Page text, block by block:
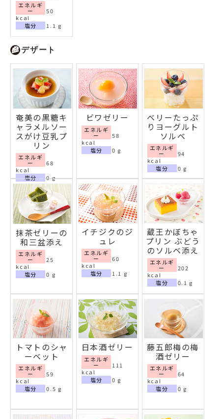
エネルギ
ー
50
kcal
塩分
1.1 g
デザート
奄美の黒糖キ
ャラメルソー
スがけ豆乳プ
リン
エネルギ
ー
68
kcal
塩分
0 g
ビワゼリー
エネルギ
ー
58
kcal
塩分
0 g
ベリーたっぷ
りヨーグルト
ソルベ
エネルギ
ー
94
kcal
塩分
0 g
抹茶ゼリーの
和三盆添え
エネルギ
ー
25
kcal
塩分
0 g
イチジクのジ
ュレ
エネルギ
ー
60
kcal
塩分
1.1 g
蔵王かぼちゃ
プリン ぶどう
のソルベ添え
エネルギ
ー
202
kcal
塩分
0.1 g
トマトのシャ
ーベット
エネルギ
ー
59
kcal
塩分
0.5 g
日本酒ゼリー
エネルギ
ー
111
kcal
塩分
0 g
藤五郎梅の梅
酒ゼリー
エネルギ
ー
64
kcal
塩分
0 g